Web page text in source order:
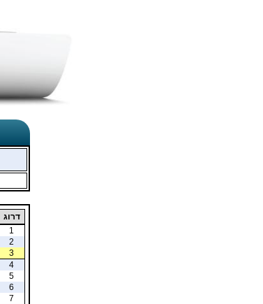
דרוג
1
2
3
4
5
6
7